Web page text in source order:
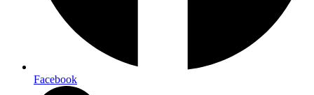
Facebook